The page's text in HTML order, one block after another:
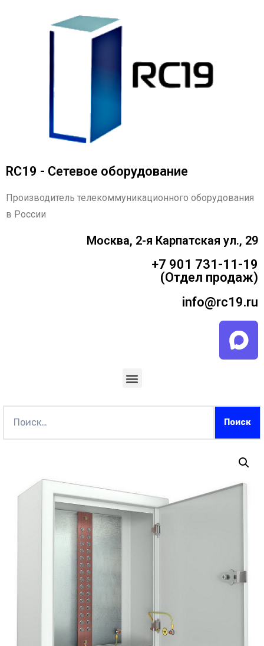
RC19 - Сетевое оборудование
Производитель телекоммуникационного оборудования
в России
Москва, 2-я Карпатская ул., 29
+7 901 731-11-19
(Отдел продаж)
info@rc19.ru